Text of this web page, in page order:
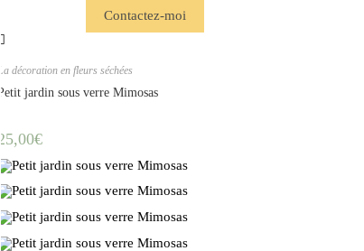
Contactez-moi
La décoration en fleurs séchées
Petit jardin sous verre Mimosas
25,00€